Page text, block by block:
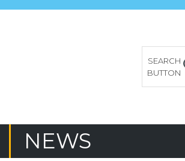
SEARCH
BUTTON
NEWS